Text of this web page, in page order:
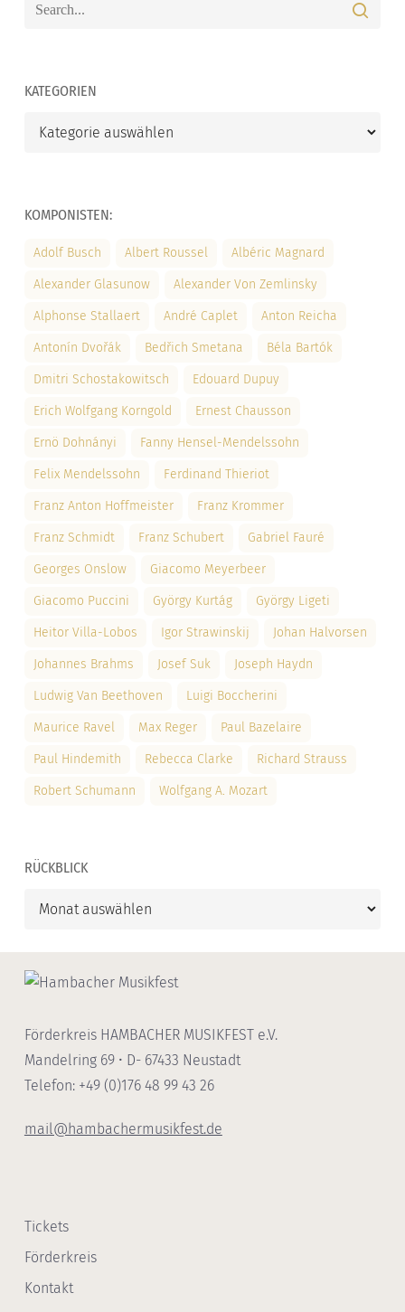
KATEGORIEN
KOMPONISTEN:
Adolf Busch Albert Roussel Albéric Magnard
Alexander Glasunow Alexander Von Zemlinsky
Alphonse Stallaert André Caplet Anton Reicha
Antonín Dvořák Bedřich Smetana Béla Bartók
Dmitri Schostakowitsch Edouard Dupuy
Erich Wolfgang Korngold Ernest Chausson
Ernö Dohnányi Fanny Hensel-Mendelssohn
Felix Mendelssohn Ferdinand Thieriot
Franz Anton Hoffmeister Franz Krommer
Franz Schmidt Franz Schubert Gabriel Fauré
Georges Onslow Giacomo Meyerbeer
Giacomo Puccini György Kurtág György Ligeti
Heitor Villa-Lobos Igor Strawinskij Johan Halvorsen
Johannes Brahms Josef Suk Joseph Haydn
Ludwig Van Beethoven Luigi Boccherini
Maurice Ravel Max Reger Paul Bazelaire
Paul Hindemith Rebecca Clarke Richard Strauss
Robert Schumann Wolfgang A. Mozart
RÜCKBLICK
Rückblick
Förderkreis HAMBACHER MUSIKFEST e.V.
Mandelring 69 • D- 67433 Neustadt
Telefon: +49 (0)176 48 99 43 26
mail@hambachermusikfest.de
Tickets
Förderkreis
Kontakt